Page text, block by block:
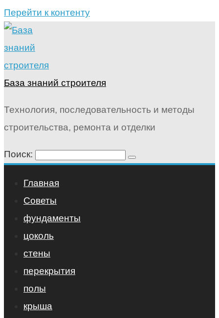
Перейти к контенту
База знаний строителя
Технология, последовательность и методы
строительства, ремонта и отделки
Поиск:
Главная
Советы
фундаменты
цоколь
стены
перекрытия
полы
крыша